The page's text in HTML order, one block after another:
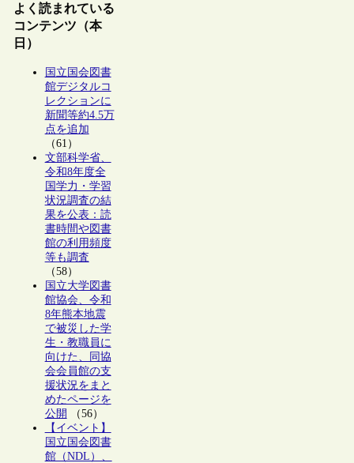
よく読まれている
コンテンツ（本
日）
国立国会図書
館デジタルコ
レクションに
新聞等約4.5万
点を追加
（61）
文部科学省、
令和8年度全
国学力・学習
状況調査の結
果を公表：読
書時間や図書
館の利用頻度
等も調査
（58）
国立大学図書
館協会、令和
8年熊本地震
で被災した学
生・教職員に
向けた、同協
会会員館の支
援状況をまと
めたページを
公開
（56）
【イベント】
国立国会図書
館（NDL）、